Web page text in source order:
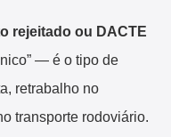
rejeitado ou DACTE
— é o tipo de
retrabalho no
transporte rodoviário.